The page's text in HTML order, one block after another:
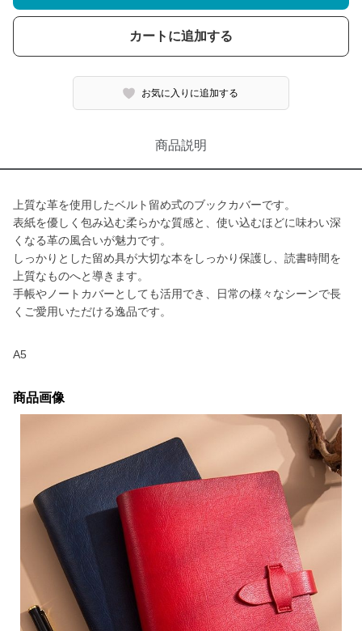
カートに追加する
お気に入りに追加する
商品説明
上質な革を使用したベルト留め式のブックカバーです。
表紙を優しく包み込む柔らかな質感と、使い込むほどに味わい深
くなる革の風合いが魅力です。
しっかりとした留め具が大切な本をしっかり保護し、読書時間を
上質なものへと導きます。
手帳やノートカバーとしても活用でき、日常の様々なシーンで長
くご愛用いただける逸品です。
A5
商品画像